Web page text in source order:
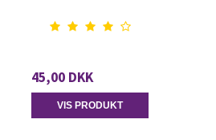
45,00 DKK
VIS PRODUKT